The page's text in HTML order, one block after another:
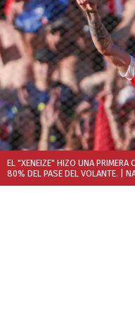
EL "XENEIZE" HIZO UNA PRIMERA
80% DEL PASE DEL VOLANTE.
|